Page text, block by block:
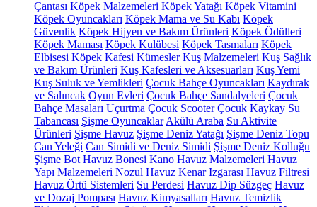
Çantası Köpek Malzemeleri Köpek Yatağı Köpek Vitamini
Köpek Oyuncakları Köpek Mama ve Su Kabı Köpek
Güvenlik Köpek Hijyen ve Bakım Ürünleri Köpek Ödülleri
Köpek Maması Köpek Kulübesi Köpek Tasmaları Köpek
Elbisesi Köpek Kafesi Kümesler Kuş Malzemeleri Kuş Sağlık
ve Bakım Ürünleri Kuş Kafesleri ve Aksesuarları Kuş Yemi
Kuş Suluk ve Yemlikleri Çocuk Bahçe Oyuncakları Kaydırak
ve Salıncak Oyun Evleri Çocuk Bahçe Sandalyeleri Çocuk
Bahçe Masaları Uçurtma Çocuk Scooter Çocuk Kaykay Su
Tabancası Şişme Oyuncaklar Akülü Araba Su Aktivite
Ürünleri Şişme Havuz Şişme Deniz Yatağı Şişme Deniz Topu
Can Yeleği Can Simidi ve Deniz Simidi Şişme Deniz Kolluğu
Şişme Bot Havuz Bonesi Kano Havuz Malzemeleri Havuz
Yapı Malzemeleri Nozul Havuz Kenar Izgarası Havuz Filtresi
Havuz Örtü Sistemleri Su Perdesi Havuz Dip Süzgeç Havuz
ve Dozaj Pompası Havuz Kimyasalları Havuz Temizlik